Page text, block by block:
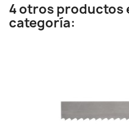
4 otros productos
categoría: